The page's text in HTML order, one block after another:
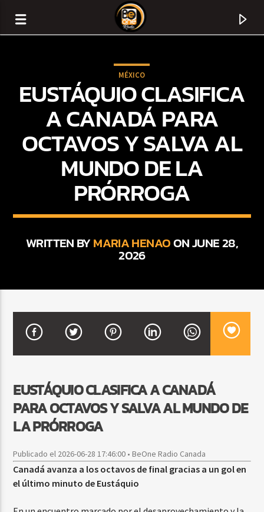
TITLE
CURRENT SHOW
MEZCLA TROPICAL Y SALSA
1:00 PM 3:00 PM
Beone Radio
MÉXICO
EUSTÁQUIO CLASIFICA
A CANADÁ PARA
OCTAVOS Y SALVA AL
MUNDO DE LA
PRÓRROGA
WRITTEN BYMARIA HENAOON JUNE 28,
2026
EUSTÁQUIO CLASIFICA A CANADÁ
PARA OCTAVOS Y SALVA AL MUNDO DE
LA PRÓRROGA
Publicado el 2026-06-28 17:46:00 • BeOne Radio Canada
Canadá avanza a los octavos de final gracias a un gol en
el último minuto de Eustáquio